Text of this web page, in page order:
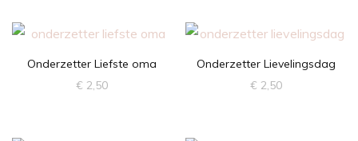
Onderzetter Liefste oma
€ 2,50
Onderzetter Lievelingsdag
€ 2,50